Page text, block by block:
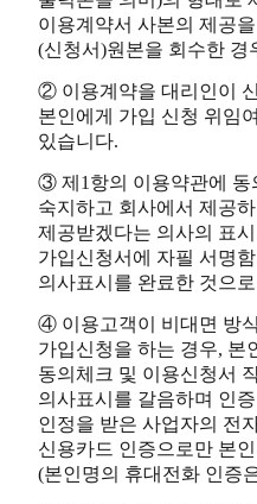
이용계약서 사본의 제공
(신청서)원본을 회수한 경
② 이용계약을 대리인이
본인에게 가입 신청 위임
있습니다.
③ 제1항의 이용약관에 동
숙지하고 회사에서 제공
제공받겠다는 의사의 표
가입신청서에 자필 서명
의사표시를 완료한 것으
④ 이용고객이 비대면 방
가입신청을 하는 경우, 본
동의체크 및 이용신청서
의사표시를 갈음하며 인
인정을 받은 사업자의 전
신용카드 인증으로만 본
(본인명의 휴대전화 인증